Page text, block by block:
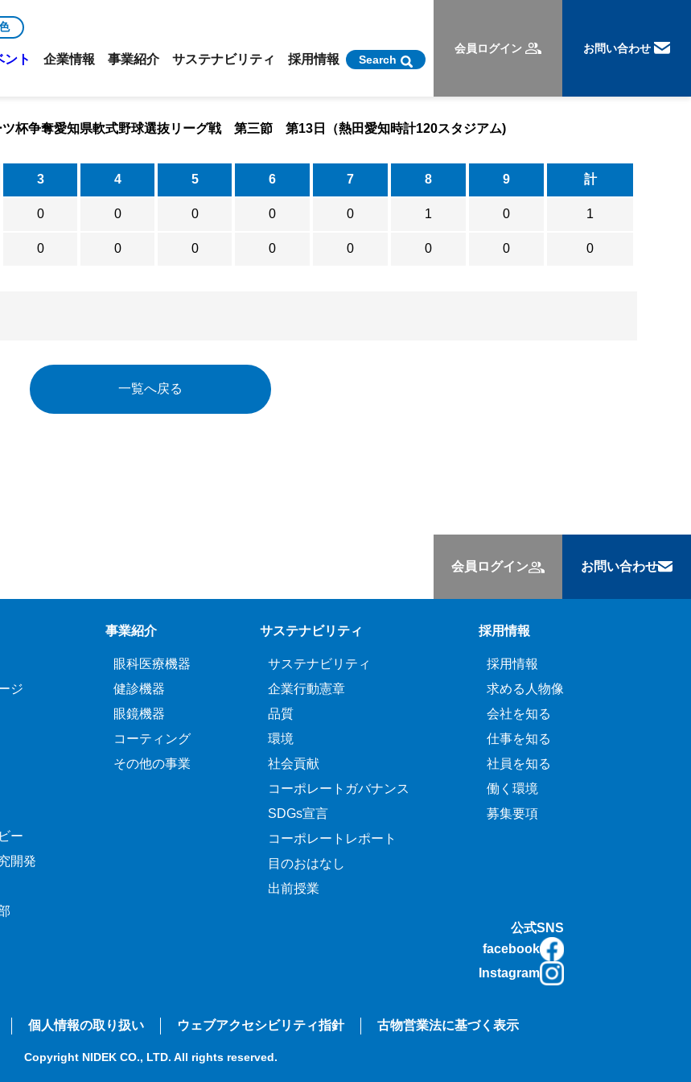
ント 企業情報 事業紹介 サステナビリティ 採用情報 Search
会員ログイン お問い合わせ
杯争奪愛知県軟式野球選抜リーグ戦 第三節 第13日（熱田愛知時計120スタジアム)
3 4 5 6 7 8 9 計
0 0 0 0 0 1 0 1
0 0 0 0 0 0 0 0
一覧へ戻る
会員ログイン お問い合わせ
ジ
ー
開発
事業紹介
眼科医療機器
健診機器
眼鏡機器
コーティング
その他の事業
サステナビリティ
サステナビリティ
企業行動憲章
品質
環境
社会貢献
コーポレートガバナンス
SDGs宣言
コーポレートレポート
目のおはなし
出前授業
採用情報
採用情報
求める人物像
会社を知る
仕事を知る
社員を知る
働く環境
募集要項
公式SNS
facebook
Instagram
個人情報の取り扱い ウェブアクセシビリティ指針 古物営業法に基づく表示
Copyright NIDEK CO., LTD. All rights reserved.